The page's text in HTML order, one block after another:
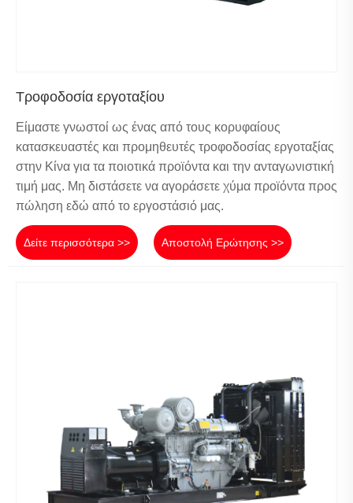
Τροφοδοσία εργοταξίου
Είμαστε γνωστοί ως ένας από τους κορυφαίους
κατασκευαστές και προμηθευτές τροφοδοσίας εργοταξίας
στην Κίνα για τα ποιοτικά προϊόντα και την ανταγωνιστική
τιμή μας. Μη διστάσετε να αγοράσετε χύμα προϊόντα προς
πώληση εδώ από το εργοστάσιό μας.
Δείτε περισσότερα >> Αποστολή Ερώτησης >>